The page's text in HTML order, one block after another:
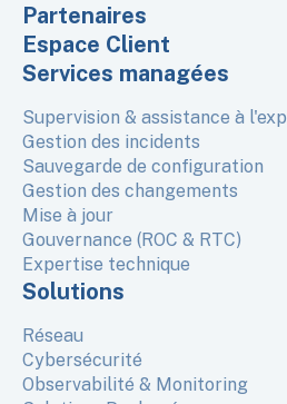
Partenaires
Espace Client
Services managées
Supervision & assistance à
Gestion des incidents
Sauvegarde de configuration
Gestion des changements
Mise à jour
Gouvernance (ROC & RTC)
Expertise technique
Solutions
Réseau
Cybersécurité
Observabilité & Monitoring